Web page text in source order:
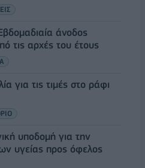
άνοδος
τις αρχές του έτους
για τις τιμές στο ράφι
υποδομή για την
υγείας προς όφελος